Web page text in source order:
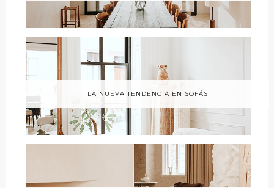
LA NUEVA TENDENCIA EN SOFÁS